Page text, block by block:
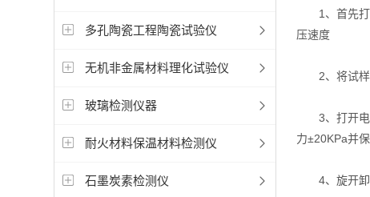
多孔陶瓷工程陶瓷试验仪
无机非金属材料理化试验仪
玻璃检测仪器
耐火材料保温材料检测仪
石墨炭素检测仪
1、首先打开
压速度
2、将试样安
3、打开电源
力±20KPa并
4、旋开卸